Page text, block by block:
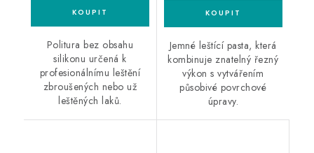
Politura bez obsahu
silikonu určená k
profesionálnímu leštění
zbroušených nebo už
leštěných laků.
Jemné leštící pasta, která
kombinuje znatelný řezný
výkon s vytvářením
působivé povrchové
úpravy.